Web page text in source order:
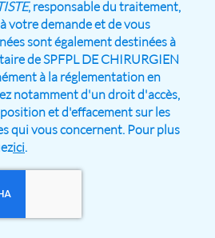
, responsable du traitement,
votre demande et de vous
sont également destinées à
de SPFPL DE CHIRURGIEN
à la réglementation en
notamment d'un droit d'accès,
et d'effacement sur les
qui vous concernent. Pour plus
ici